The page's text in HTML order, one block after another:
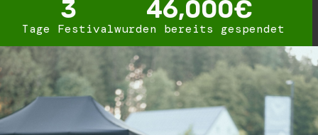
Tage Festival
3
wurden bereits gespendet
46,000€